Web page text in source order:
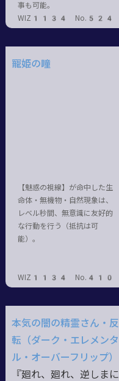
事も可能。
WIZ1134 No.524
寵姫の瞳
【魅惑の視線】が命中した生
命体・無機物・自然現象は、
レベル秒間、無意識に友好的
な行動を行う（抵抗は可
能）。
WIZ1134 No.410
本気の闇の精霊さん・反
転（ダーク・エレメンタ
ル・オーバーフリップ）
『廻れ、廻れ、逆しまに